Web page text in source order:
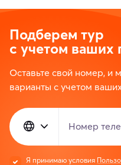
Подберем тур
с учетом ваших
Оставьте свой номер,
варианты с учетом
Номер
Я принимаю условия